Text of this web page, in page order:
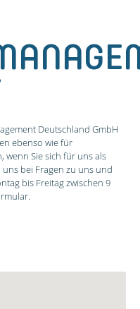
Deutschland GmbH
ebenso wie für
wenn Sie sich für uns als
bei Fragen zu uns und
bis Freitag zwischen 9